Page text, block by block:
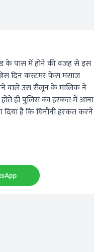
के पास में होने की वजह से इस
दिन कस्टमर फेस मसाज
वाले उस सैलून के मालिक ने
ही पुलिस का हरकत में आना
है कि घिनौनी हरकत करने